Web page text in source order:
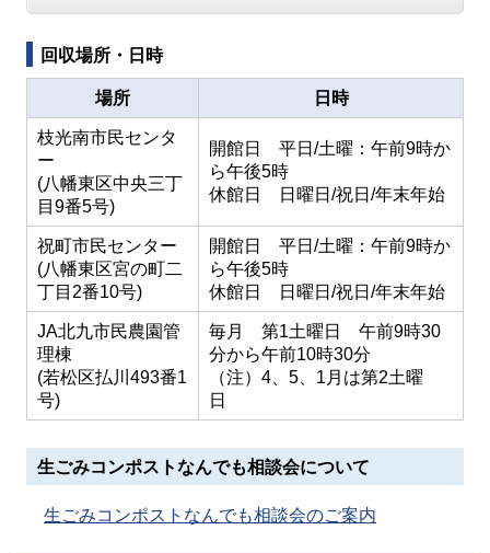
回収場所・日時
場所 日時
枝光南市民センタ
ー
(八幡東区中央三丁
目9番5号)
開館日 平日/土曜：午前9時か
ら午後5時
休館日 日曜日/祝日/年末年始
祝町市民センター
(八幡東区宮の町二
丁目2番10号)
開館日 平日/土曜：午前9時か
ら午後5時
休館日 日曜日/祝日/年末年始
JA北九市民農園管
理棟
(若松区払川493番1
号)
毎月 第1土曜日 午前9時30
分から午前10時30分
（注）4、5、1月は第2土曜
日
生ごみコンポストなんでも相談会について
生ごみコンポストなんでも相談会のご案内